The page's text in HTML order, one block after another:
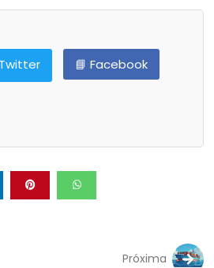
📘 Facebook
Próxima